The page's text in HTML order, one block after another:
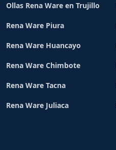
Ollas Rena Ware en Trujillo
Rena Ware Piura
Rena Ware Huancayo
Rena Ware Chimbote
Rena Ware Tacna
Rena Ware Juliaca